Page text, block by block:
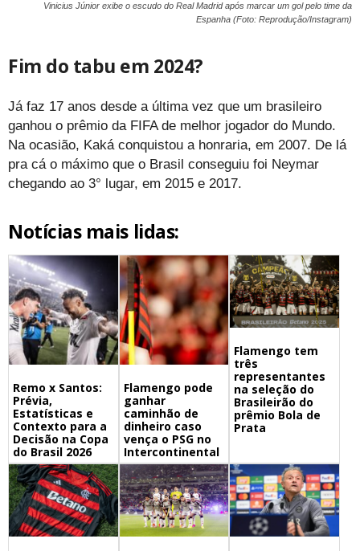
Vinicius Júnior exibe o escudo do Real Madrid após marcar um gol pelo time da
Espanha (Foto: Reprodução/Instagram)
Fim do tabu em 2024?
Já faz 17 anos desde a última vez que um brasileiro
ganhou o prêmio da FIFA de melhor jogador do Mundo.
Na ocasião, Kaká conquistou a honraria, em 2007. De lá
pra cá o máximo que o Brasil conseguiu foi Neymar
chegando ao 3° lugar, em 2015 e 2017.
Notícias mais lidas:
Remo x Santos:
Prévia,
Estatísticas e
Contexto para a
Decisão na Copa
do Brasil 2026
Flamengo pode
ganhar
caminhão de
dinheiro caso
vença o PSG no
Intercontinental
Flamengo tem
três
representantes
na seleção do
Brasileirão do
prêmio Bola de
Prata